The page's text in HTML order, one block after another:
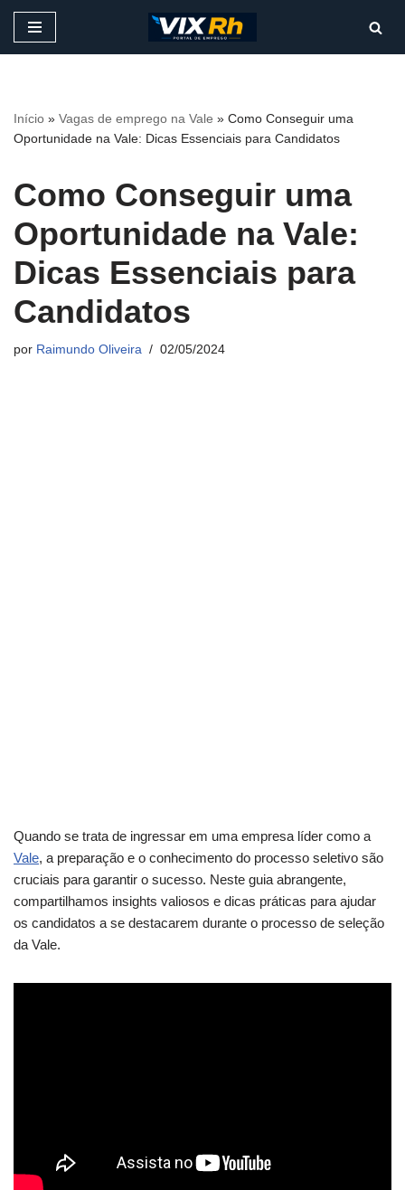
conteúdo
Início » Vagas de emprego na Vale » Como Conseguir uma
Oportunidade na Vale: Dicas Essenciais para Candidatos
Como Conseguir uma
Oportunidade na Vale:
Dicas Essenciais para
Candidatos
por Raimundo Oliveira 02/05/2024
Quando se trata de ingressar em uma empresa líder como a
Vale, a preparação e o conhecimento do processo seletivo são
cruciais para garantir o sucesso. Neste guia abrangente,
compartilhamos insights valiosos e dicas práticas para ajudar
os candidatos a se destacarem durante o processo de seleção
da Vale.